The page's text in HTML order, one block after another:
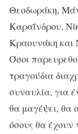
Θεοδωράκη,
Καραΐνδρου,
Κραουνάκη και
Όσοι
τραγούδια
συναυλία, για
θα μαγέψει, θα
όσους θα έχουν